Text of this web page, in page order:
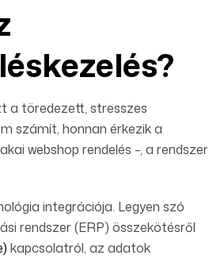
a töredezett, stresszes
számít, honnan érkezik a
webshop rendelés –, a rendszer
integrációja. Legyen szó
rendszer (ERP) összekötésről
kapcsolatról, az adatok